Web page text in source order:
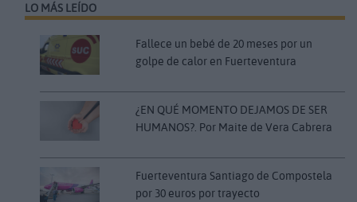
LO MÁS LEÍDO
Fallece un bebé de 20 meses por un
golpe de calor en Fuerteventura
¿EN QUÉ MOMENTO DEJAMOS DE SER
HUMANOS?. Por Maite de Vera Cabrera
Fuerteventura Santiago de Compostela
por 30 euros por trayecto